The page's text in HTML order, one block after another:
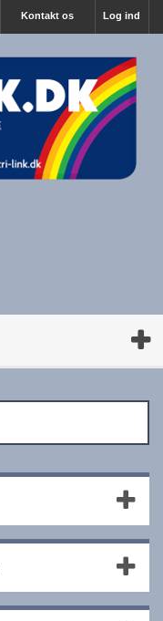
Log ind
Kontakt os